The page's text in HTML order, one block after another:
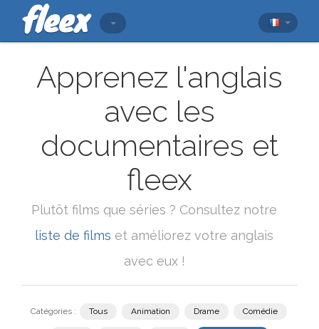
Apprenez l'anglais
avec les
documentaires et
fleex
Plutôt films que séries ? Consultez notre
liste de films et améliorez votre anglais
avec eux !
Catégories : Tous Animation Drame Comédie